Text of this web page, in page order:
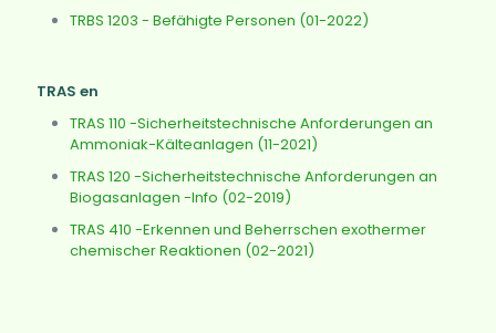
TRBS 1203 - Befähigte Personen (01-2022)
TRAS en
TRAS 110 -Sicherheitstechnische Anforderungen an
Ammoniak-Kälteanlagen (11-2021)
TRAS 120 -Sicherheitstechnische Anforderungen an
Biogasanlagen -Info (02-2019)
TRAS 410 -Erkennen und Beherrschen exothermer
chemischer Reaktionen (02-2021)